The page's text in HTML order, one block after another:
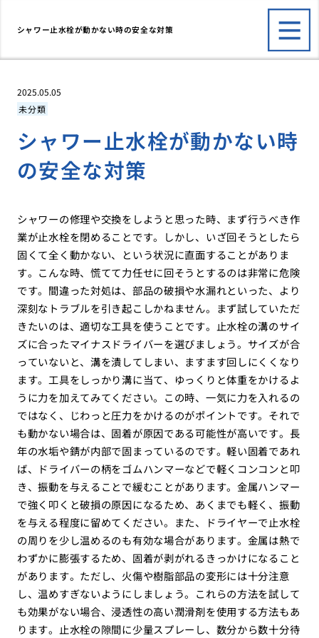
シャワー止水栓が動かない時の安全な対策
2025.05.05
未分類
シャワー止水栓が動かない時
の安全な対策
シャワーの修理や交換をしようと思った時、まず行うべき作
業が止水栓を閉めることです。しかし、いざ回そうとしたら
固くて全く動かない、という状況に直面することがありま
す。こんな時、慌てて力任せに回そうとするのは非常に危険
です。間違った対処は、部品の破損や水漏れといった、より
深刻なトラブルを引き起こしかねません。まず試していただ
きたいのは、適切な工具を使うことです。止水栓の溝のサイ
ズに合ったマイナスドライバーを選びましょう。サイズが合
っていないと、溝を潰してしまい、ますます回しにくくなり
ます。工具をしっかり溝に当て、ゆっくりと体重をかけるよ
うに力を加えてみてください。この時、一気に力を入れるの
ではなく、じわっと圧力をかけるのがポイントです。それで
も動かない場合は、固着が原因である可能性が高いです。長
年の水垢や錆が内部で固まっているのです。軽い固着であれ
ば、ドライバーの柄をゴムハンマーなどで軽くコンコンと叩
き、振動を与えることで緩むことがあります。金属ハンマー
で強く叩くと破損の原因になるため、あくまでも軽く、振動
を与える程度に留めてください。また、ドライヤーで止水栓
の周りを少し温めるのも有効な場合があります。金属は熱で
わずかに膨張するため、固着が剥がれるきっかけになること
があります。ただし、火傷や樹脂部品の変形には十分注意
し、温めすぎないようにしましょう。これらの方法を試して
も効果がない場合、浸透性の高い潤滑剤を使用する方法もあ
ります。止水栓の隙間に少量スプレーし、数分から数十分待